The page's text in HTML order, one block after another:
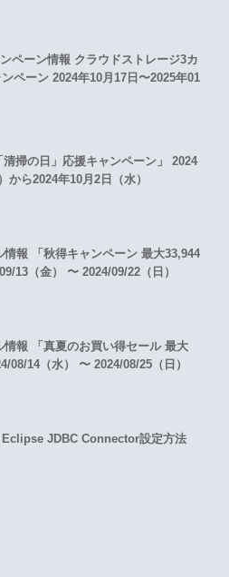
ペーン情報 クラウドストレージ3カ
ペーン 2024年10月17日〜2025年01
掃の日」応援キャンペーン」 2024
から2024年10月2日（水）
報 「秋得キャンペーン 最大33,944
13（金） 〜 2024/09/22（日）
報 「真夏のお買い得セール 最大
08/14（水） 〜 2024/08/25（日）
Eclipse JDBC Connector設定方法